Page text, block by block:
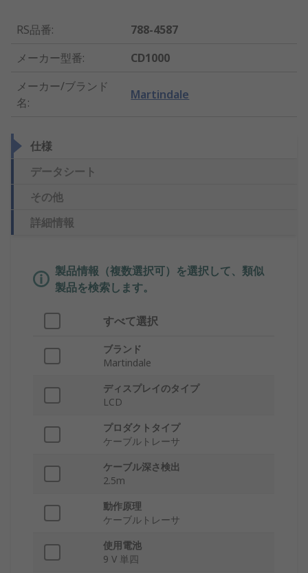
RS品番:
788-4587
メーカー型番:
CD1000
メーカー/ブランド
名:
Martindale
仕様
データシート
その他
詳細情報
製品情報（複数選択可）を選択して、類似
製品を検索します。
すべて選択
ブランド
Martindale
ディスプレイのタイプ
LCD
プロダクトタイプ
ケーブルトレーサ
ケーブル深さ検出
2.5m
動作原理
ケーブルトレーサ
使用電池
9 V 単四